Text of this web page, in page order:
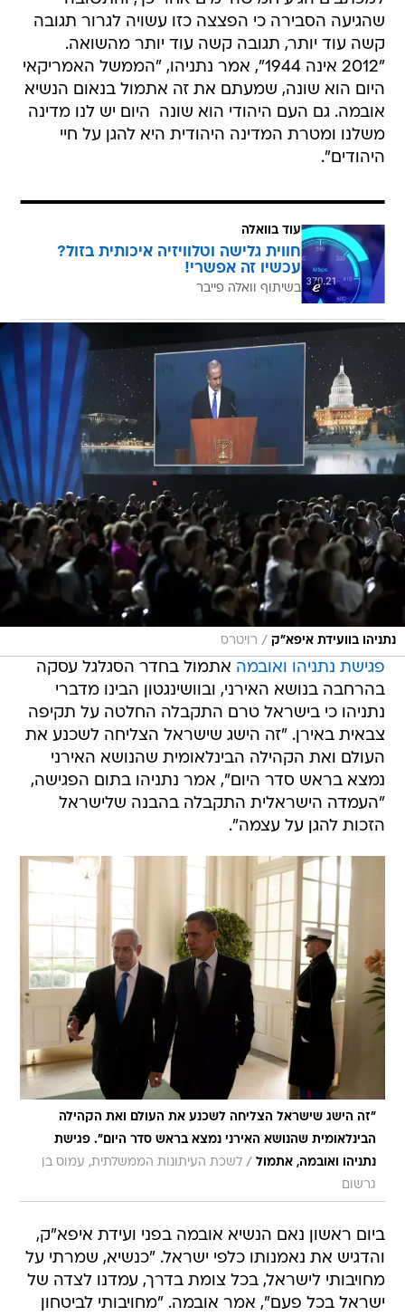
שהגיעה הסבירה כי הפצצה כזו עשויה לגרור תגובה
קשה עוד יותר, תגובה קשה עוד יותר מהשואה.
"2012 אינה 1944", אמר נתניהו, "הממשל האמריקאי
היום הוא שונה, שמעתם את זה אתמול בנאום הנשיא
אובמה. גם העם היהודי הוא שונה  היום יש לנו מדינה
משלנו ומטרת המדינה היהודית היא להגן על חיי
היהודים".
עוד בוואלה
חווית גלישה וטלוויזיה איכותית בזול?
עכשיו זה אפשרי!
בשיתוף וואלה פייבר
נתניהו בוועידת איפא"ק / רויטרס
פגישת נתניהו ואובמה אתמול בחדר הסגלגל עסקה
בהרחבה בנושא האירני, ובוושינגטון הבינו מדברי
נתניהו כי בישראל טרם התקבלה החלטה על תקיפה
צבאית באירן. "זה הישג שישראל הצליחה לשכנע את
העולם ואת הקהילה הבינלאומית שהנושא האירני
נמצא בראש סדר היום", אמר נתניהו בתום הפגישה,
"העמדה הישראלית התקבלה בהבנה שלישראל
הזכות להגן על עצמה".
"זה הישג שישראל הצליחה לשכנע את העולם ואת הקהילה
הבינלאומית שהנושא האירני נמצא בראש סדר היום". פגישת
נתניהו ואובמה, אתמול / לשכת העיתונות הממשלתית, עמוס בן
גרשום
ביום ראשון נאם הנשיא אובמה בפני ועידת איפא"ק,
והדגיש את נאמנותו כלפי ישראל. "כנשיא, שמרתי על
מחויבותי לישראל, בכל צומת בדרך, עמדנו לצדה של
ישראל בכל פעם", אמר אובמה. "מחויבותי לביטחון